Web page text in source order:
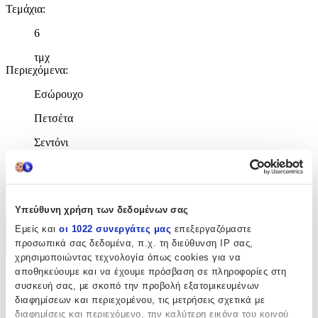
Υπεύθυνη χρήση των δεδομένων σας
Εμείς και οι 1022 συνεργάτες μας επεξεργαζόμαστε
προσωπικά σας δεδομένα, π.χ. τη διεύθυνση IP σας,
χρησιμοποιώντας τεχνολογία όπως cookies για να
αποθηκεύουμε και να έχουμε πρόσβαση σε πληροφορίες στη
συσκευή σας, με σκοπό την προβολή εξατομικευμένων
διαφημίσεων και περιεχομένου, τις μετρήσεις σχετικά με
διαφημίσεις και περιεχόμενο, την καλύτερη εικόνα του κοινού
Τεμάχια:
6
τμχ
Περιεχόμενα:
Εσώρουχο
Πετσέτα
Σεντόνι
Κατασκευαστής
Χαρακτηριστικά
Χαρακτηριστικά
Φύλο: